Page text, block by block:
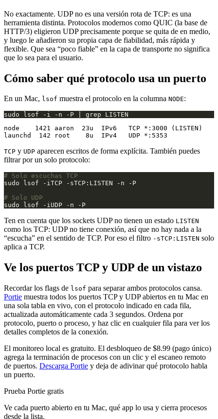
No exactamente. UDP no es una versión rota de TCP: es una
herramienta distinta. Protocolos modernos como QUIC (la base de
HTTP/3) eligieron UDP precisamente porque se quita de en medio,
y luego le añadieron su propia capa de fiabilidad, más rápida y
flexible. Que sea “poco fiable” en la capa de transporte no significa
que lo sea para el usuario.
Cómo saber qué protocolo usa un puerto
En un Mac, lsof muestra el protocolo en la columna NODE:
node    1421 aaron  23u  IPv6   TCP *:3000 (LISTEN)
TCP y UDP aparecen escritos de forma explícita. También puedes
filtrar por un solo protocolo:
# Solo escuchas TCP
# Solo UDP
Ten en cuenta que los sockets UDP no tienen un estado LISTEN
como los TCP: UDP no tiene conexión, así que no hay nada a la
“escucha” en el sentido de TCP. Por eso el filtro -sTCP:LISTEN solo
aplica a TCP.
Ve los puertos TCP y UDP de un vistazo
Recordar los flags de lsof para separar ambos protocolos cansa.
Portie muestra todos los puertos TCP y UDP abiertos en tu Mac en
una sola tabla en vivo, con el protocolo indicado en cada fila,
actualizada automáticamente cada 3 segundos. Ordena por
protocolo, puerto o proceso, y haz clic en cualquier fila para ver los
detalles completos de la conexión.
El monitoreo local es gratuito. El desbloqueo de $8.99 (pago único)
agrega la terminación de procesos con un clic y el escaneo remoto
de puertos. Descarga Portie y deja de adivinar qué protocolo habla
un puerto.
Prueba Portie gratis
Ve cada puerto abierto en tu Mac, qué app lo usa y cierra procesos
desde la lista.